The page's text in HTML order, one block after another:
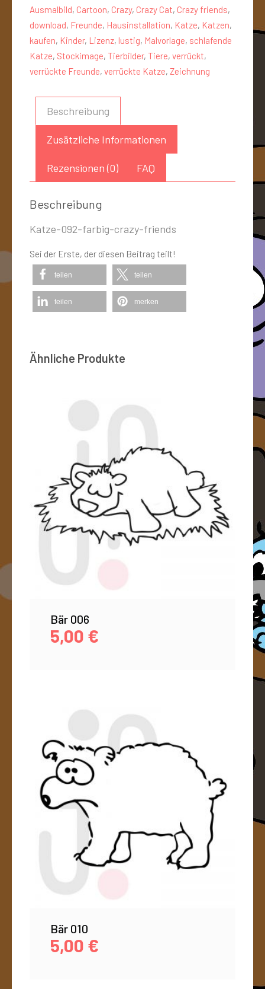
Ausmalbild, Cartoon, Crazy, Crazy Cat, Crazy friends,
download, Freunde, Hausinstallation, Katze, Katzen,
kaufen, Kinder, Lizenz, lustig, Malvorlage, schlafende
Katze, Stockimage, Tierbilder, Tiere, verrückt,
verrückte Freunde, verrückte Katze, Zeichnung
Beschreibung
Zusätzliche Informationen
Rezensionen (0) FAQ
Beschreibung
Katze-092-farbig-crazy-friends
Sei der Erste, der diesen Beitrag teilt!
teilen teilen
teilen merken
Ähnliche Produkte
Bär 006
5,00 €
Bär 010
5,00 €